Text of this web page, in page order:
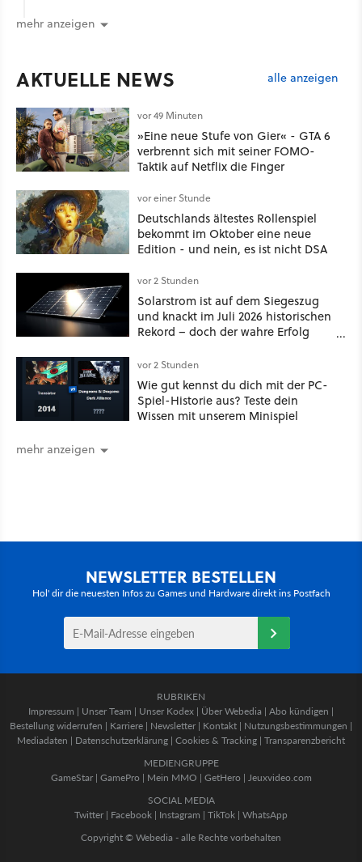
mehr anzeigen
AKTUELLE NEWS alle anzeigen
vor 49 Minuten
»Eine neue Stufe von Gier« - GTA 6
verbrennt sich mit seiner FOMO-
Taktik auf Netflix die Finger
vor einer Stunde
Deutschlands ältestes Rollenspiel
bekommt im Oktober eine neue
Edition - und nein, es ist nicht DSA
vor 2 Stunden
Solarstrom ist auf dem Siegeszug
und knackt im Juli 2026 historischen
Rekord – doch der wahre Erfolg
vor 2 Stunden
Wie gut kennst du dich mit der PC-
Spiel-Historie aus? Teste dein
Wissen mit unserem Minispiel
mehr anzeigen
NEWSLETTER BESTELLEN
Hol' dir die neuesten Infos zu Games und Hardware direkt ins Postfach
RUBRIKEN
Impressum | Unser Team | Unser Kodex | Über Webedia | Abo kündigen |
Bestellung widerrufen | Karriere | Newsletter | Kontakt | Nutzungsbestimmungen |
Mediadaten | Datenschutzerklärung | Cookies & Tracking | Transparenzbericht
MEDIENGRUPPE
GameStar| GamePro | Mein MMO | GetHero | Jeuxvideo.com
SOCIAL MEDIA
Twitter | Facebook | Instagram | TikTok | WhatsApp
Copyright © Webedia - alle Rechte vorbehalten